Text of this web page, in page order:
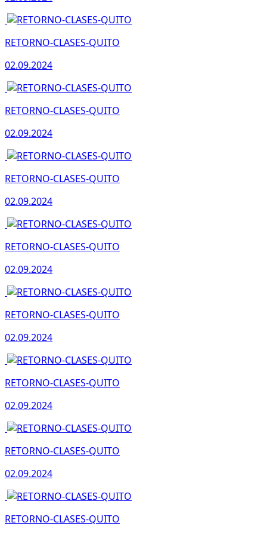
RETORNO-CLASES-QUITO
02.09.2024
RETORNO-CLASES-QUITO
02.09.2024
RETORNO-CLASES-QUITO
02.09.2024
RETORNO-CLASES-QUITO
02.09.2024
RETORNO-CLASES-QUITO
02.09.2024
RETORNO-CLASES-QUITO
02.09.2024
RETORNO-CLASES-QUITO
02.09.2024
RETORNO-CLASES-QUITO